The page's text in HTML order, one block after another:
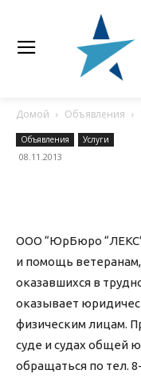
Домой Объявления
Объявления Услуги
08.11.2013
ООО “ЮрБюро
и помощь
оказавшихся в
оказывает
физическим лицам.
суде и судах общей
обращаться по тел.